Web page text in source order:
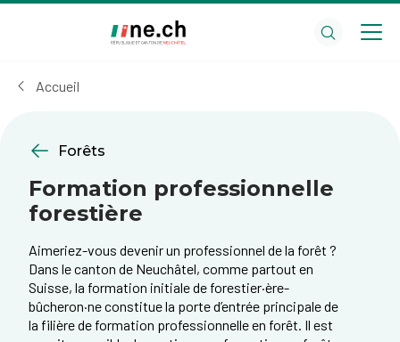
cookies
Accueil
Forêts
Formation professionnelle
forestière
Aimeriez-vous devenir un professionnel de la forêt ?
Dans le canton de Neuchâtel, comme partout en
Suisse, la formation initiale de forestier·ère-
bûcheron·ne constitue la porte d’entrée principale de
la filière de formation professionnelle en forêt. Il est